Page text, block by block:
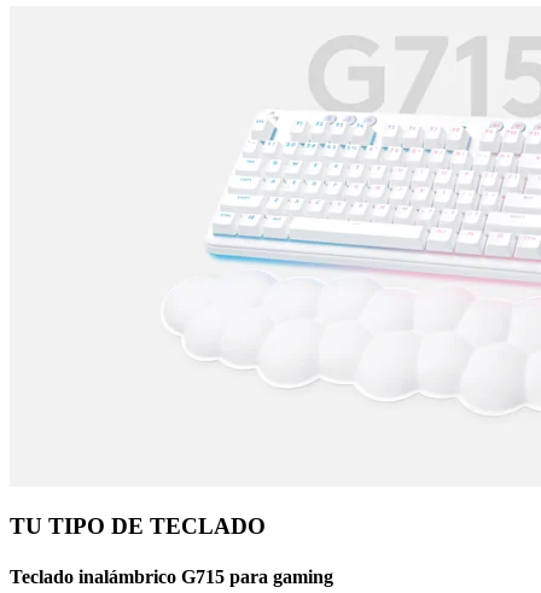
TU TIPO DE TECLADO
Teclado inalámbrico G715 para gaming